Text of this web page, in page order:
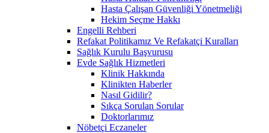
Hasta Çalışan Güvenliği Yönetmeliği
Hekim Seçme Hakkı
Engelli Rehberi
Refakat Politikamız Ve Refakatçi Kuralları
Sağlık Kurulu Başvurusu
Evde Sağlık Hizmetleri
Klinik Hakkında
Klinikten Haberler
Nasıl Gidilir?
Sıkça Sorulan Sorular
Doktorlarımız
Nöbetçi Eczaneler